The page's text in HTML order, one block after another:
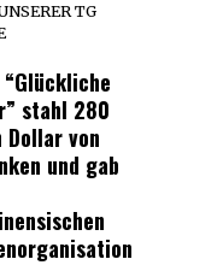
TG
stahl 280
von
und gab